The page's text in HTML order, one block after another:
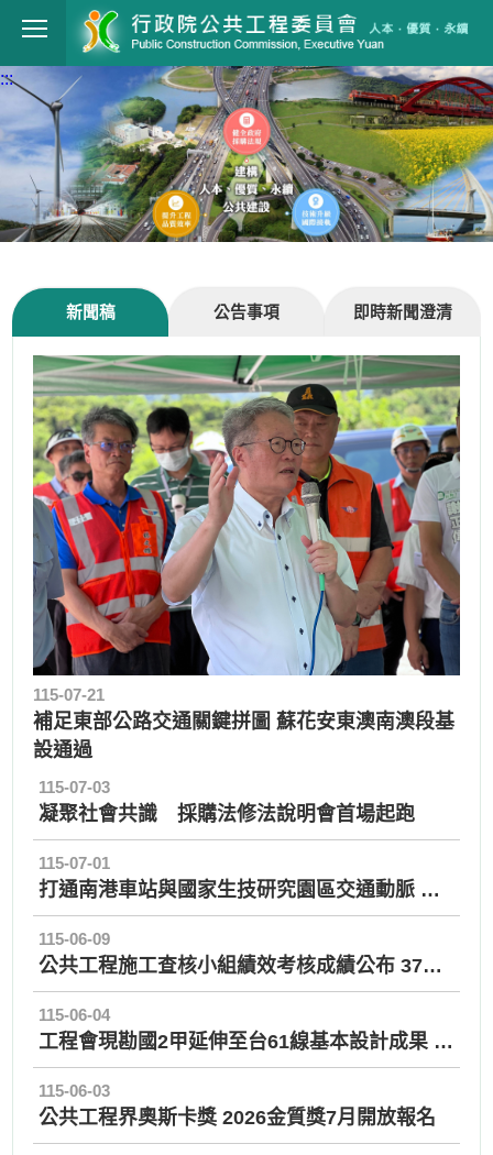
跳到主要內容
行政院公共工程委員會
:::
新聞稿 公告事項 即時新聞澄清
115-07-21
補足東部公路交通關鍵拼圖 蘇花安東澳南澳段基
設通過
115-07-03
凝聚社會共識 採購法修法說明會首場起跑
115-07-01
打通南港車站與國家生技研究園區交通動脈 陳金德政委視察「國家生技研究園區聯外道路」
115-06-09
公共工程施工查核小組績效考核成績公布 37個機關獲得優等佳績
115-06-04
工程會現勘國2甲延伸至台61線基本設計成果 強化國2甲與台61線連結 健全桃園機場聯外路網
115-06-03
公共工程界奧斯卡獎 2026金質獎7月開放報名